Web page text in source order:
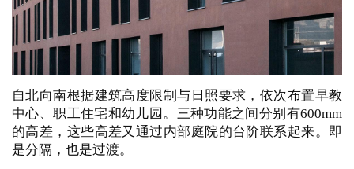
自北向南根据建筑高度限制与日照要求，依次布置早教
中心、职工住宅和幼儿园。三种功能之间分别有600mm
的高差，这些高差又通过内部庭院的台阶联系起来。即
是分隔，也是过渡。